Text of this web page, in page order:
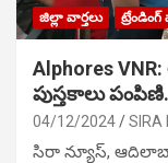
జిల్లా వార్తలు ట్రేండింగ్
Alphores
పుస్తకాలు
04/12/2024 SIRA
సిరా న్యూస్,